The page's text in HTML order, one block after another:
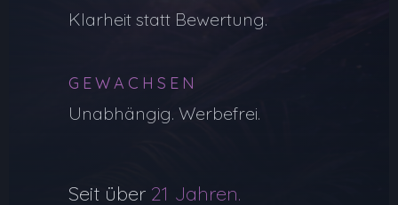
Klarheit statt Bewertung.
GEWACHSEN
Unabhängig. Werbefrei.
Seit über 21 Jahren.